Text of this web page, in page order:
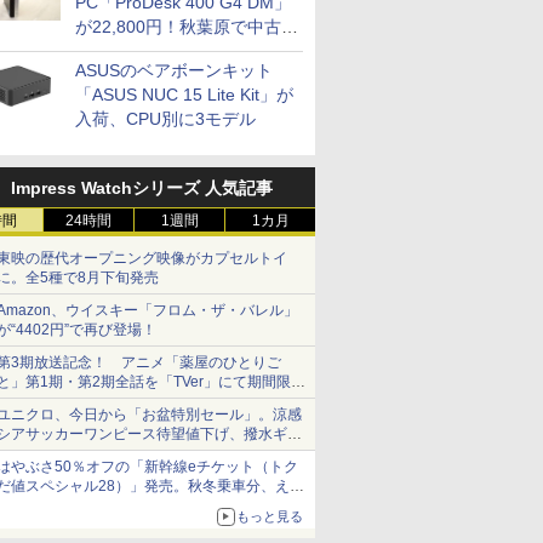
が22,800円！秋葉原で中古
PCセール
ASUSのベアボーンキット
「ASUS NUC 15 Lite Kit」が
入荷、CPU別に3モデル
Impress Watchシリーズ 人気記事
24時間 1週間 1カ月
映の歴代オープニング映像がカプセルトイ
。全5種で8月下旬発売
、ウイスキー「フロム・ザ・バレル」
“4402円”で再び登場！
3期放送記念！ アニメ「薬屋のひとりご
」第1期・第2期全話を「TVer」にて期間限定
順次無料配信開始
ニクロ、今日から「お盆特別セール」。涼感
アサッカーワンピース待望値下げ、撥水ギア
ョーツは1990円に
やぶさ50％オフの「新幹線eチケット（トク
値スペシャル28）」発売。秋冬乗車分、えき
もっと見る